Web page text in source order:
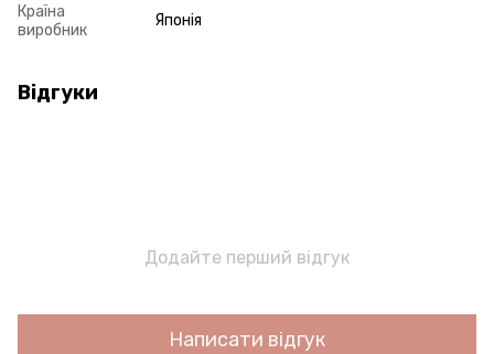
Країна
виробник
Японія
Відгуки
Додайте перший відгук
Написати відгук